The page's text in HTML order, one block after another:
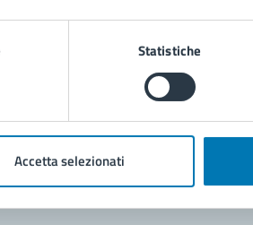
Statistiche
Accetta selezionati